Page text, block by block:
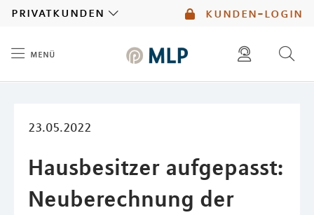
kunden-login
privatkunden
menü
23.05.2022
Hausbesitzer aufgepasst:
Neuberechnung der